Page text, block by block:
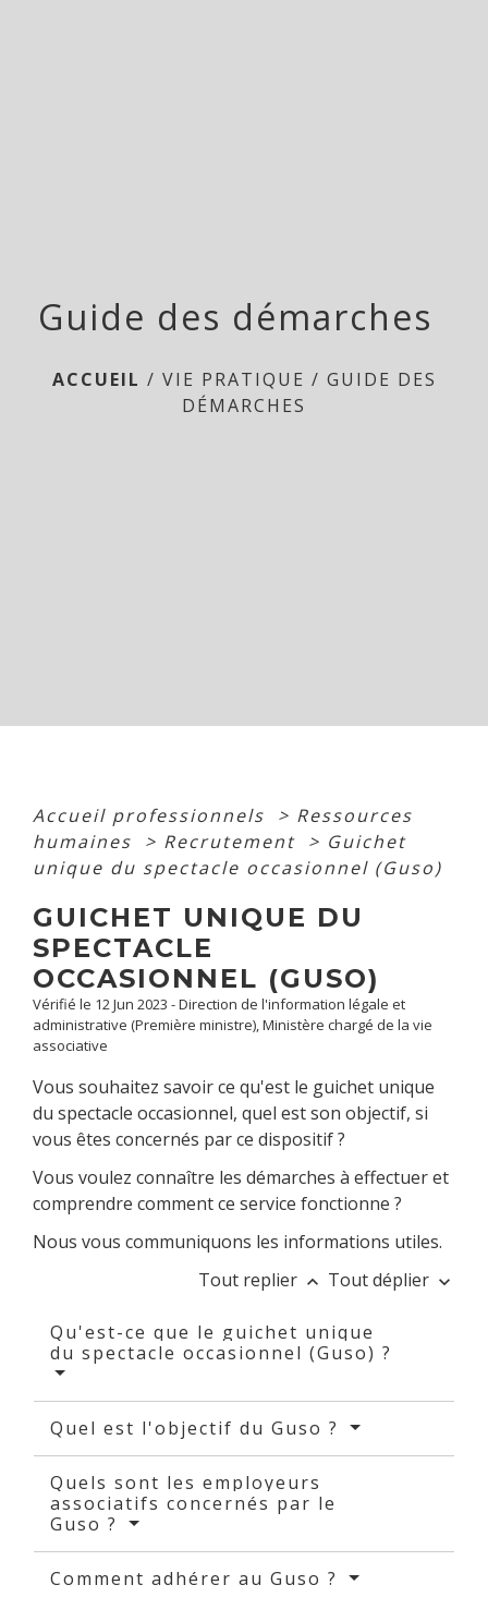
Guide des démarches
ACCUEIL / VIE PRATIQUE / GUIDE DES
DÉMARCHES
Accueil professionnels > Ressources
humaines
> Recrutement > Guichet
unique du spectacle occasionnel (Guso)
GUICHET UNIQUE DU
SPECTACLE
OCCASIONNEL (GUSO)
Vérifié le 12 Jun 2023 - Direction de l'information légale et
administrative (Première ministre), Ministère chargé de la vie
associative
Vous souhaitez savoir ce qu'est le guichet unique
du spectacle occasionnel, quel est son objectif, si
vous êtes concernés par ce dispositif ?
Vous voulez connaître les démarches à effectuer et
comprendre comment ce service fonctionne ?
Nous vous communiquons les informations utiles.
Tout replier keyboard_arrow_up Tout déplier keyboard_arrow_down
Qu'est-ce que le guichet unique
du spectacle occasionnel (Guso) ?
Quel est l'objectif du Guso ?
Quels sont les employeurs
associatifs concernés par le
Guso ?
Comment adhérer au Guso ?